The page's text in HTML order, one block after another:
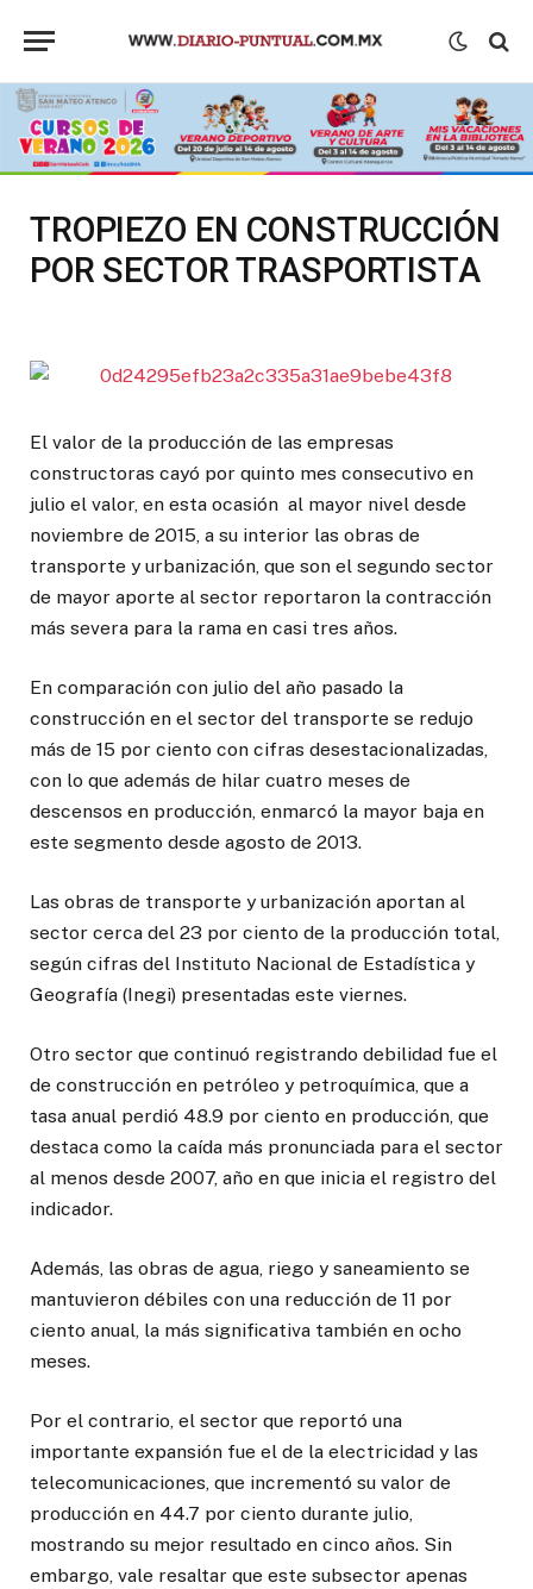
TROPIEZO EN CONSTRUCCIÓN
POR SECTOR TRASPORTISTA
El valor de la producción de las empresas
constructoras cayó por quinto mes consecutivo en
julio el valor, en esta ocasión al mayor nivel desde
noviembre de 2015, a su interior las obras de
transporte y urbanización, que son el segundo sector
de mayor aporte al sector reportaron la contracción
más severa para la rama en casi tres años.
En comparación con julio del año pasado la
construcción en el sector del transporte se redujo
más de 15 por ciento con cifras desestacionalizadas,
con lo que además de hilar cuatro meses de
descensos en producción, enmarcó la mayor baja en
este segmento desde agosto de 2013.
Las obras de transporte y urbanización aportan al
sector cerca del 23 por ciento de la producción total,
según cifras del Instituto Nacional de Estadística y
Geografía (Inegi) presentadas este viernes.
Otro sector que continuó registrando debilidad fue el
de construcción en petróleo y petroquímica, que a
tasa anual perdió 48.9 por ciento en producción, que
destaca como la caída más pronunciada para el sector
al menos desde 2007, año en que inicia el registro del
indicador.
Además, las obras de agua, riego y saneamiento se
mantuvieron débiles con una reducción de 11 por
ciento anual, la más significativa también en ocho
meses.
Por el contrario, el sector que reportó una
importante expansión fue el de la electricidad y las
telecomunicaciones, que incrementó su valor de
producción en 44.7 por ciento durante julio,
mostrando su mejor resultado en cinco años. Sin
embargo, vale resaltar que este subsector apenas